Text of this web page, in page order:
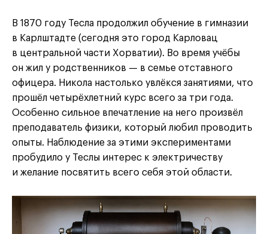
В 1870 году Тесла продолжил обучение в гимназии
в Карлштадте (сегодня это город Карловац
в центральной части Хорватии). Во время учёбы
он жил у родственников — в семье отставного
офицера. Никола настолько увлёкся занятиями, что
прошёл четырёхлетний курс всего за три года.
Особенно сильное впечатление на него произвёл
преподаватель физики, который любил проводить
опыты. Наблюдение за этими экспериментами
пробудило у Теслы интерес к электричеству
и желание посвятить всего себя этой области.